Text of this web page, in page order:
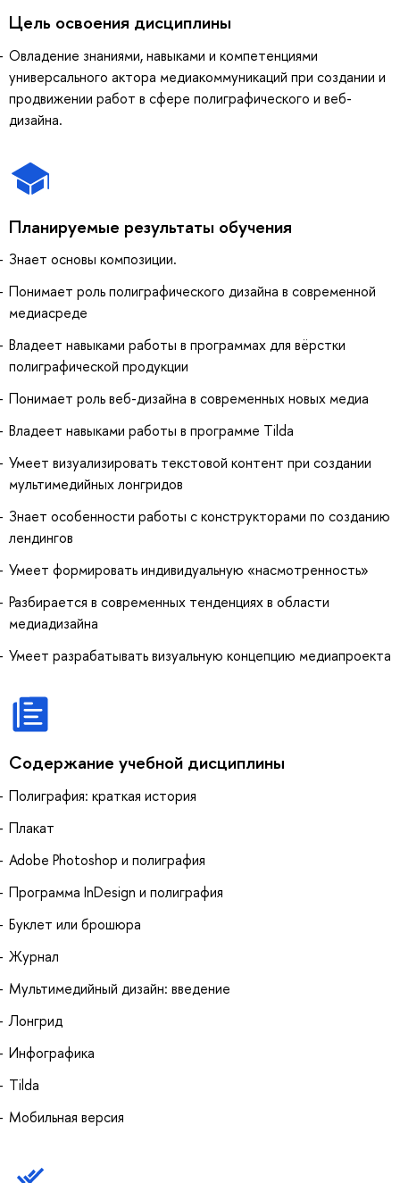
Цель освоения дисциплины
Овладение знаниями, навыками и компетенциями
универсального актора медиакоммуникаций при создании и
продвижении работ в сфере полиграфического и веб-
дизайна.
Планируемые результаты обучения
Знает основы композиции.
Понимает роль полиграфического дизайна в современной
медиасреде
Владеет навыками работы в программах для вёрстки
полиграфической продукции
Понимает роль веб-дизайна в современных новых медиа
Владеет навыками работы в программе Tilda
Умеет визуализировать текстовой контент при создании
мультимедийных лонгридов
Знает особенности работы с конструкторами по созданию
лендингов
Умеет формировать индивидуальную «насмотренность»
Разбирается в современных тенденциях в области
медиадизайна
Умеет разрабатывать визуальную концепцию медиапроекта
Содержание учебной дисциплины
Полиграфия: краткая история
Плакат
Adobe Photoshop и полиграфия
Программа InDesign и полиграфия
Буклет или брошюра
Журнал
Мультимедийный дизайн: введение
Лонгрид
Инфографика
Tilda
Мобильная версия